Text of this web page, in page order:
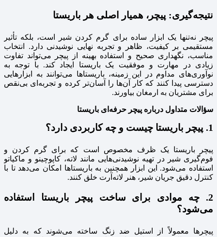
نتیجه‌گیری: پیچر، همیار اصلی هر باریستا
پیچر نه‌تنها یک ابزار ساده برای گرم کردن شیر است، بلکه تأثیر
مستقیمی بر کیفیت، ظاهر و تجربه نهایی نوشیدنی دارد. انتخاب
مناسب، نگهداری صحیح و استفاده بهینه از پیچر می‌تواند تفاوت
زیادی در مهارت و موفقیت یک باریستا ایجاد کند. با توجه به
نوآوری‌های مداوم در این زمینه، باریستاها می‌توانند به ابزارهایی
دسترسی پیدا کنند که کار آن‌ها را آسان‌تر کرده و تجربه‌ای بی‌نقص
برای مشتریان به ارمغان بیاورند.
سؤالات متداول درباره پیچر حرفه‌ای باریستا
1. پیچر باریستا چیست و چه کاربردی دارد؟
پیچر باریستا یک ظرف مخصوص است که برای گرم کردن و
فوم‌گیری شیر در تهیه نوشیدنی‌هایی مانند لاته، کاپوچینو و ماکیاتو
استفاده می‌شود. این ابزار همچنین به باریستاها امکان می‌دهد تا با
کنترل دقیق جریان شیر، هنر لاته‌آرت خلق کنند.
2. چه موادی برای ساخت پیچر باریستا استفاده
می‌شود؟
پیچرها معمولاً از استیل ضد زنگ ساخته می‌شوند که به دلیل